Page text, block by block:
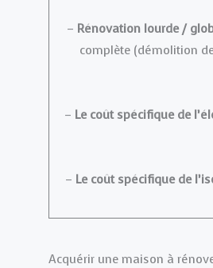
– Rénovation lourde /
complète (démolition
– Le coût spécifique de
– Le coût spécifique de
Acquérir une maison à